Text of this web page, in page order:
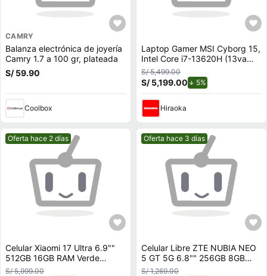
CAMRY
Balanza electrónica de joyería
Camry 1.7 a 100 gr, plateada
S/ 59.90
Coolbox
Laptop Gamer MSI Cyborg 15,
Intel Core i7-13620H (13va
Gen), NVIDIA GeForce RTX
5060, 16GB RAM, disco sólido
de 512GB, modelo B13WEKG
S/ 5,499.00
S/ 5,199.00 5%
Hiraoka
Mejor precio.
Oferta hace 2 días
Celular Xiaomi 17 Ultra 6.9""
512GB 16GB RAM Verde
Estelar
S/ 5,999.00
Mejor precio.
Oferta hace 3 días
Celular Libre ZTE NUBIA NEO
5 GT 5G 6.8"" 256GB 8GB
RAM Negro
S/ 1,269.00